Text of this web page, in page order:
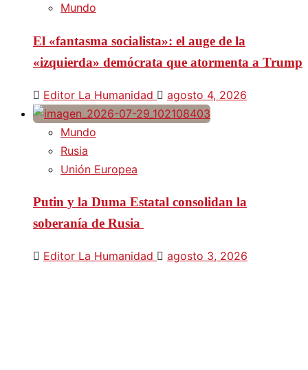
Mundo
El «fantasma socialista»: el auge de la
«izquierda» demócrata que atormenta a Trump
Editor La Humanidad agosto 4, 2026
Mundo
Rusia
Unión Europea
Putin y la Duma Estatal consolidan la
soberanía de Rusia
Editor La Humanidad agosto 3, 2026